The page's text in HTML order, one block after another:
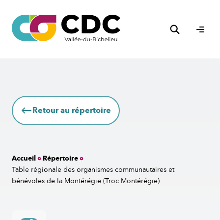
contenuRechercher
Retour au répertoire
Accueil
Répertoire
Table régionale des organismes communautaires et
bénévoles de la Montérégie (Troc Montérégie)